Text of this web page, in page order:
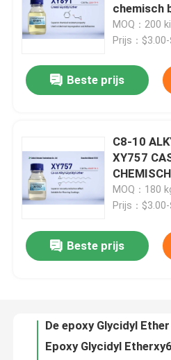
Huis
Producten
Ongeveer ons
Kwaliteitscontrole
chemisch
vloeren,
MOQ：200
Prijs：
Beste prijs
C8-10
XY757
MARINE
MOQ：180
Prijs：
Beste prijs